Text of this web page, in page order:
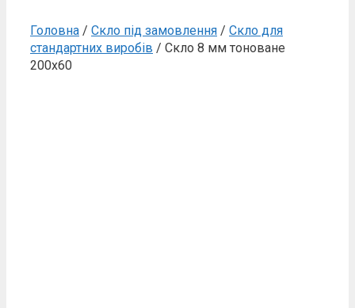
Головна / Скло під замовлення / Скло для
стандартних виробів / Скло 8 мм тоноване
200х60